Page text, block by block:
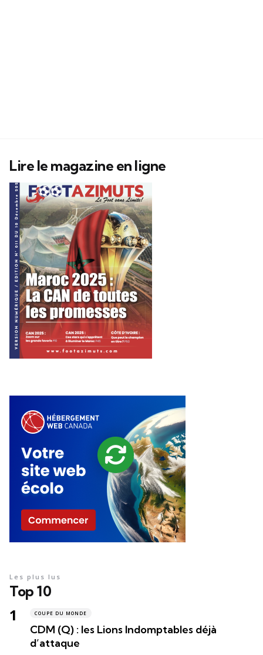
Lire le magazine en ligne
Top 10
Les plus lus
COUPE DU MONDE
CDM (Q) : les Lions Indomptables déjà
d’attaque